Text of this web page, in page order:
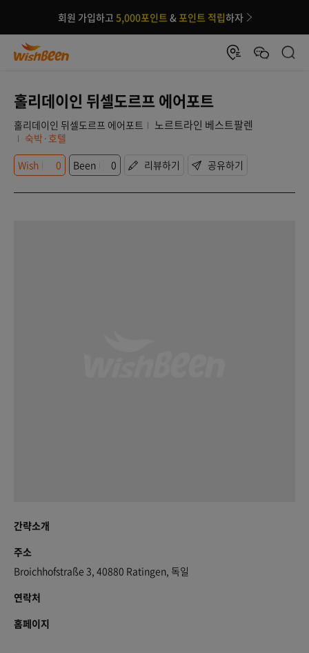
회원 가입하고 5,000포인트 &포인트 적립하자
홀리데이인 뒤셀도르프 에어포트
홀리데이인 뒤셀도르프 에어포트 노르트라인 베스트팔렌
숙박·호텔
Wish
0 Been 0 리뷰하기 공유하기
간략소개
주소
Broichhofstraße 3, 40880 Ratingen, 독일
연락처
홈페이지